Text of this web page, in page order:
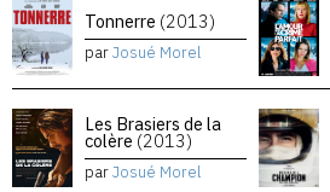
Tonnerre (2013)
parJosué Morel
Les Brasiers de la
colère (2013)
parJosué Morel